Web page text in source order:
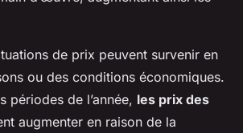
de prix peuvent survenir en
ou des conditions économiques.
périodes de l’année, les prix des
augmenter en raison de la